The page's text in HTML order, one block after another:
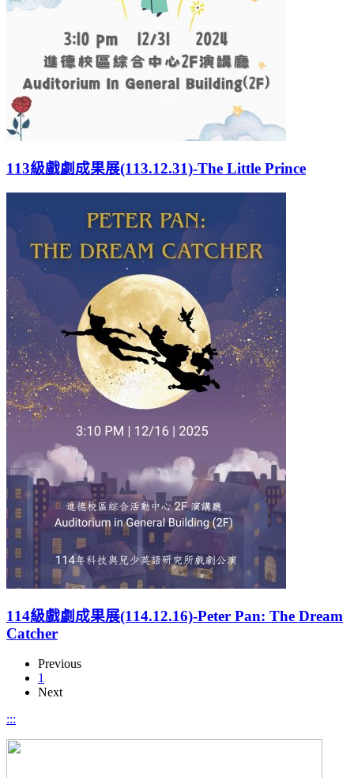
113級戲劇成果展(113.12.31)-The Little Prince
114級戲劇成果展(114.12.16)-Peter Pan: The Dream
Catcher
Previous
1
Next
:::